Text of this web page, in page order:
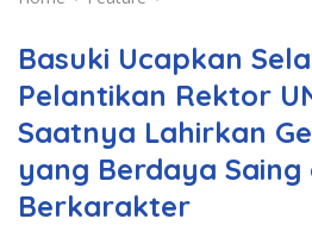
Basuki Ucapkan
Pelantikan Rektor
Saatnya Lahirkan
yang Berdaya Saing
Berkarakter